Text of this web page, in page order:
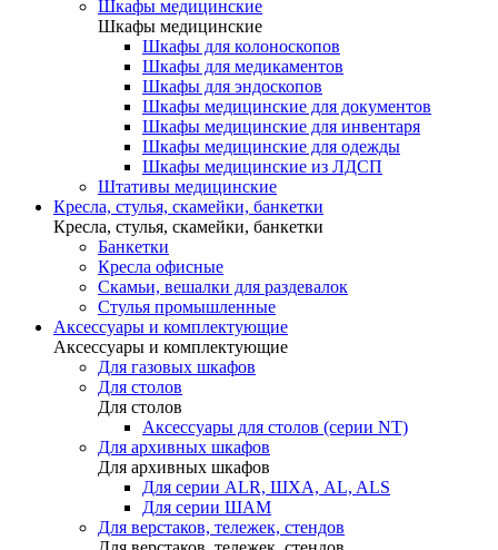
Шкафы медицинские
Шкафы медицинские
Шкафы для колоноскопов
Шкафы для медикаментов
Шкафы для эндоскопов
Шкафы медицинские для документов
Шкафы медицинские для инвентаря
Шкафы медицинские для одежды
Шкафы медицинские из ЛДСП
Штативы медицинские
Кресла, стулья, скамейки, банкетки
Кресла, стулья, скамейки, банкетки
Банкетки
Кресла офисные
Скамьи, вешалки для раздевалок
Стулья промышленные
Аксессуары и комплектующие
Аксессуары и комплектующие
Для газовых шкафов
Для столов
Для столов
Аксессуары для столов (серии NT)
Для архивных шкафов
Для архивных шкафов
Для серии ALR, ШХА, AL, ALS
Для серии ШАМ
Для верстаков, тележек, стендов